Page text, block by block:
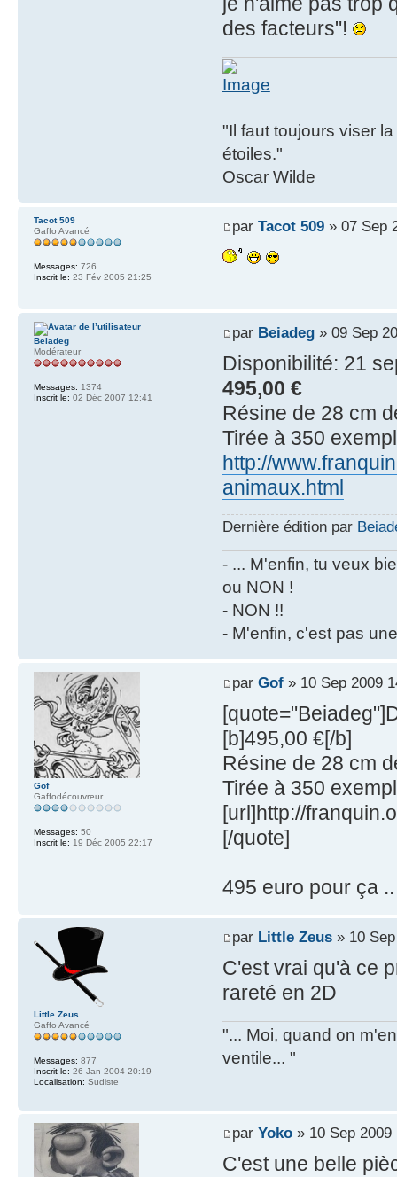
des facteurs"!
"Il faut toujours viser
étoiles."
Oscar Wilde
par Tacot 509» 07 Sep
Tacot 509
Gaffo Avancé
Messages: 726
Inscrit le: 23 Fév 2005 21:25
par Beiadeg» 09 Sep
Disponibilité: 21
495,00 €
Résine de 28 cm
Tirée à 350
http://
animaux.html
Dernière édition par
- ... M'enfin, tu veux
ou NON !
- NON !!
- M'enfin, c'est pas
Beiadeg
Modérateur
Messages: 1374
Inscrit le: 02 Déc 2007 12:41
par Gof» 10 Sep 2009
[b]495,00 €[/b]
Résine de 28 cm
Tirée à 350
[url]http://
[/quote]
495 euro pour ça
Gof
Gaffodécouvreur
Messages: 50
Inscrit le: 19 Déc 2005 22:17
par Little Zeus» 10 Sep
C'est vrai qu'à ce
rareté en 2D
"... Moi, quand on
ventile... "
Little Zeus
Gaffo Avancé
Messages: 877
Inscrit le: 26 Jan 2004 20:19
Localisation: Sudiste
par Yoko» 10 Sep 2009
C'est une belle